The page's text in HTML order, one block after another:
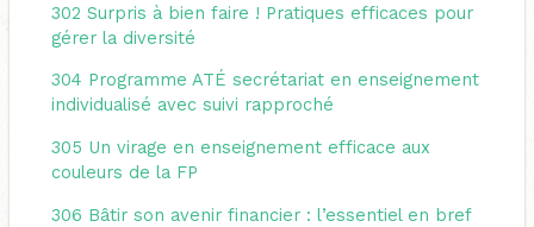
302 Surpris à bien faire ! Pratiques efficaces pour
gérer la diversité
304 Programme ATÉ secrétariat en enseignement
individualisé avec suivi rapproché
305 Un virage en enseignement efficace aux
couleurs de la FP
306 Bâtir son avenir financier : l’essentiel en bref